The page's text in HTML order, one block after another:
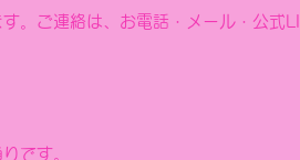
す。ご連絡は、お電話・メール・公
です。